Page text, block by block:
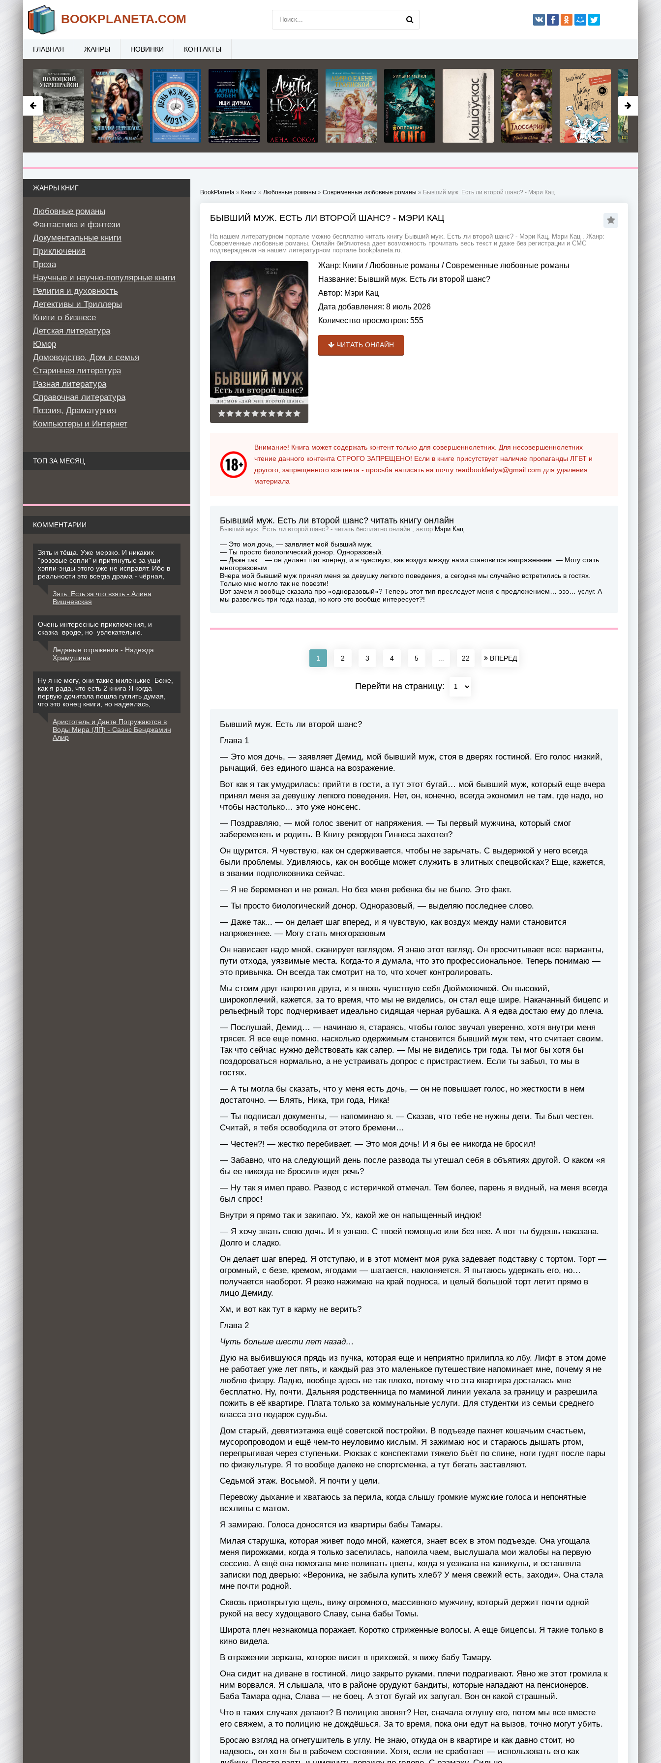
BookPlaneta » Книги » Любовные романы » Современные любовные романы » Бывший муж. Есть ли второй шанс? - Мэри Кац
БЫВШИЙ МУЖ. ЕСТЬ ЛИ ВТОРОЙ ШАНС? - МЭРИ КАЦ
На нашем литературном портале можно бесплатно читать книгу Бывший муж. Есть ли второй шанс? - Мэри Кац, Мэри Кац . Жанр:
Современные любовные романы. Онлайн библиотека дает возможность прочитать весь текст и даже без регистрации и СМС
подтверждения на нашем литературном портале bookplaneta.ru.
Жанр: Книги /Любовные романы /Современные любовные романы
Название: Бывший муж. Есть ли второй шанс?
Автор: Мэри Кац
Дата добавления: 8 июль 2026
Количество просмотров: 555
ЧИТАТЬ ОНЛАЙН
Внимание! Книга может содержать контент только для совершеннолетних. Для несовершеннолетних
чтение данного контента СТРОГО ЗАПРЕЩЕНО! Если в книге присутствует наличие пропаганды ЛГБТ и
другого, запрещенного контента - просьба написать на почту readbookfedya@gmail.com для удаления
материала
Бывший муж. Есть ли второй шанс? читать книгу онлайн
Бывший муж. Есть ли второй шанс? - читать бесплатно онлайн , автор Мэри Кац
— Это моя дочь, — заявляет мой бывший муж.
— Ты просто биологический донор. Одноразовый.
— Даже так... — он делает шаг вперед, и я чувствую, как воздух между нами становится напряженнее. — Могу стать
многоразовым
Вчера мой бывший муж принял меня за девушку легкого поведения, а сегодня мы случайно встретились в гостях.
Только мне могло так не повезти!
Вот зачем я вообще сказала про «одноразовый»? Теперь этот тип преследует меня с предложением… эээ… услуг. А
мы развелись три года назад, но кого это вообще интересует?!
1 2 3 4 5 22 ВПЕРЕД
Перейти на страницу:
Бывший муж. Есть ли второй шанс?
Глава 1
— Это моя дочь, — заявляет Демид, мой бывший муж, стоя в дверях гостиной. Его голос низкий,
рычащий, без единого шанса на возражение.
Вот как я так умудрилась: прийти в гости, а тут этот бугай… мой бывший муж, который еще вчера
принял меня за девушку легкого поведения. Нет, он, конечно, всегда экономил не там, где надо, но
чтобы настолько… это уже нонсенс.
— Поздравляю, — мой голос звенит от напряжения. — Ты первый мужчина, который смог
забеременеть и родить. В Книгу рекордов Гиннеса захотел?
Он щурится. Я чувствую, как он сдерживается, чтобы не зарычать. С выдержкой у него всегда
были проблемы. Удивляюсь, как он вообще может служить в элитных спецвойсках? Еще, кажется,
в звании подполковника сейчас.
— Я не беременел и не рожал. Но без меня ребенка бы не было. Это факт.
— Ты просто биологический донор. Одноразовый, — выделяю последнее слово.
— Даже так... — он делает шаг вперед, и я чувствую, как воздух между нами становится
напряженнее. — Могу стать многоразовым
Он нависает надо мной, сканирует взглядом. Я знаю этот взгляд. Он просчитывает все: варианты,
пути отхода, уязвимые места. Когда-то я думала, что это профессиональное. Теперь понимаю —
это привычка. Он всегда так смотрит на то, что хочет контролировать.
Мы стоим друг напротив друга, и я вновь чувствую себя Дюймовочкой. Он высокий,
широкоплечий, кажется, за то время, что мы не виделись, он стал еще шире. Накачанный бицепс и
рельефный торс подчеркивает идеально сидящая черная рубашка. А я едва достаю ему до плеча.
— Послушай, Демид… — начинаю я, стараясь, чтобы голос звучал уверенно, хотя внутри меня
трясет. Я все еще помню, насколько одержимым становится бывший муж тем, что считает своим.
Так что сейчас нужно действовать как сапер. — Мы не виделись три года. Ты мог бы хотя бы
поздороваться нормально, а не устраивать допрос с пристрастием. Если ты забыл, то мы в
гостях.
— А ты могла бы сказать, что у меня есть дочь, — он не повышает голос, но жесткости в нем
достаточно. — Блять, Ника, три года, Ника!
— Ты подписал документы, — напоминаю я. — Сказав, что тебе не нужны дети. Ты был честен.
Считай, я тебя освободила от этого бремени…
— Честен?! — жестко перебивает. — Это моя дочь! И я бы ее никогда не бросил!
— Забавно, что на следующий день после развода ты утешал себя в объятиях другой. О каком «я
бы ее никогда не бросил» идет речь?
— Ну так я имел право. Развод с истеричкой отмечал. Тем более, парень я видный, на меня всегда
был спрос!
Внутри я прямо так и закипаю. Ух, какой же он напыщенный индюк!
— Я хочу знать свою дочь. И я узнаю. С твоей помощью или без нее. А вот ты будешь наказана.
Долго и сладко.
Он делает шаг вперед. Я отступаю, и в этот момент моя рука задевает подставку с тортом. Торт —
огромный, с безе, кремом, ягодами — шатается, наклоняется. Я пытаюсь удержать его, но…
получается наоборот. Я резко нажимаю на край подноса, и целый большой торт летит прямо в
лицо Демиду.
Хм, и вот как тут в карму не верить?
Глава 2
Чуть больше шести лет назад…
Дую на выбившуюся прядь из пучка, которая еще и неприятно прилипла ко лбу. Лифт в этом доме
не работает уже лет пять, и каждый раз это маленькое путешествие напоминает мне, почему я не
люблю физру. Ладно, вообще здесь не так плохо, потому что эта квартира досталась мне
бесплатно. Ну, почти. Дальняя родственница по маминой линии уехала за границу и разрешила
пожить в её квартире. Плата только за коммунальные услуги. Для студентки из семьи среднего
класса это подарок судьбы.
Дом старый, девятиэтажка ещё советской постройки. В подъезде пахнет кошачьим счастьем,
мусоропроводом и ещё чем-то неуловимо кислым. Я зажимаю нос и стараюсь дышать ртом,
перепрыгивая через ступеньки. Рюкзак с конспектами тяжело бьёт по спине, ноги гудят после пары
по физкультуре. Я то вообще далеко не спортсменка, а тут бегать заставляют.
Седьмой этаж. Восьмой. Я почти у цели.
Перевожу дыхание и хватаюсь за перила, когда слышу громкие мужские голоса и непонятные
всхлипы с матом.
Я замираю. Голоса доносятся из квартиры бабы Тамары.
Милая старушка, которая живет подо мной, кажется, знает всех в этом подъезде. Она угощала
меня пирожками, когда я только заселилась, напоила чаем, выслушала мои жалобы на первую
сессию. А ещё она помогала мне поливать цветы, когда я уезжала на каникулы, и оставляла
записки под дверью: «Вероника, не забыла купить хлеб? У меня свежий есть, заходи». Она стала
мне почти родной.
Сквозь приоткрытую щель, вижу огромного, массивного мужчину, который держит почти одной
рукой на весу худощавого Славу, сына бабы Томы.
Широта плеч незнакомца поражает. Коротко стриженные волосы. А еще бицепсы. Я такие только в
кино видела.
В отражении зеркала, которое висит в прихожей, я вижу бабу Тамару.
Она сидит на диване в гостиной, лицо закрыто руками, плечи подрагивают. Явно же этот громила к
ним ворвался. Я слышала, что в районе орудуют бандиты, которые нападают на пенсионеров.
Баба Тамара одна, Слава — не боец. А этот бугай их запугал. Вон он какой страшный.
Что в таких случаях делают? В полицию звонят? Нет, сначала оглушу его, потом мы все вместе
его свяжем, а то полицию не дождёшься. За то время, пока они едут на вызов, точно могут убить.
Бросаю взгляд на огнетушитель в углу. Не знаю, откуда он в квартире и как давно стоит, но
надеюсь, он хотя бы в рабочем состоянии. Хотя, если не сработает — использовать его как
ЖАНРЫ КНИГ
Любовные романы
Фантастика и фэнтези
Документальные книги
Приключения
Проза
Научные и научно-популярные книги
Религия и духовность
Детективы и Триллеры
Книги о бизнесе
Детская литература
Юмор
Домоводство, Дом и семья
Старинная литература
Разная литература
Справочная литература
Поэзия, Драматургия
Компьютеры и Интернет
ТОП ЗА МЕСЯЦ
КОММЕНТАРИИ
Зять и тёща. Уже мерзко. И никаких
"розовые сопли" и притянутые за уши
хэппи-энды этого уже не исправят. Ибо в
реальности это всегда драма - чёрная,
Зять. Есть за что взять - Алина
Вишневская
Очень интересные приключения, и
сказка вроде, но увлекательно.
Ледяные отражения - Надежда
Храмушина
Ну я не могу, они такие миленькие Боже,
как я рада, что есть 2 книга Я когда
первую дочитала пошла гуглить думая,
что это конец книги, но надеялась,
Аристотель и Данте Погружаются в
Воды Мира (ЛП) - Саэнс Бенджамин
Алир
BOOKPLANETA.COM
ГЛАВНАЯ ЖАНРЫ НОВИНКИ КОНТАКТЫ